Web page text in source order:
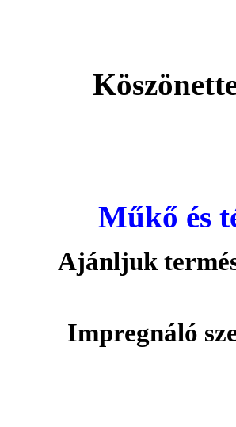
Műkő és
Ajánljuk
Impregnáló